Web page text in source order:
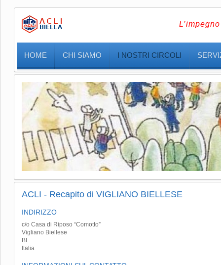
HOME CHI SIAMO I NOSTRI CIRCOLI
ACLI - Recapito di VIGLIANO BIELLESE
INDIRIZZO
c/o Casa di Riposo “Comotto”
Vigliano Biellese
BI
Italia